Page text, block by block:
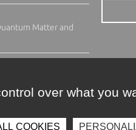
Matter and
over what you
COOKIES